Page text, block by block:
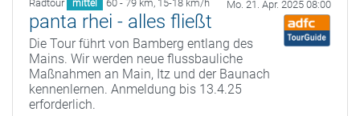
Radtour mittel 60 - 79 km, 15-18 km/h Mo. 21. Apr. 2025 08:00
panta rhei - alles fließt
Die Tour führt von Bamberg entlang des
Mains. Wir werden neue flussbauliche
Maßnahmen an Main, Itz und der Baunach
kennenlernen. Anmeldung bis 13.4.25
erforderlich.